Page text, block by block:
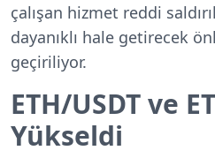
çalışan hizmet reddi
dayanıklı hale getirecek
geçiriliyor.
ETH/USDT ve
Yükseldi